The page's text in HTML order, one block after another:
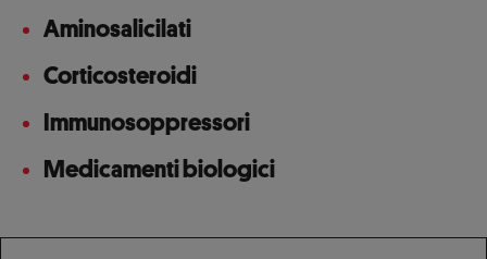
Aminosalicilati
Corticosteroidi
Immunosoppressori
Medicamenti biologici